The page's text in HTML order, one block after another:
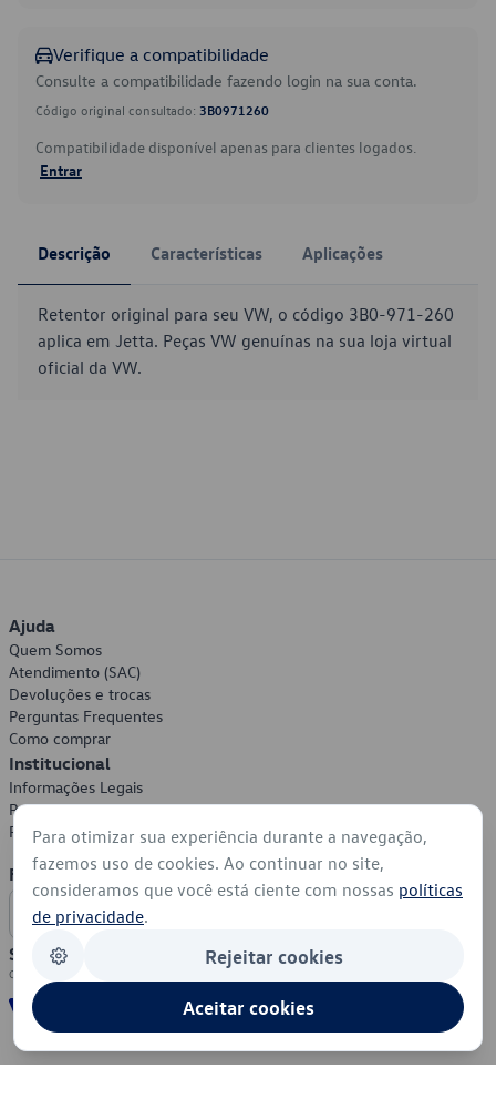
Verifique a compatibilidade
Consulte a compatibilidade fazendo login na sua conta.
Código original consultado: 3B0971260
Compatibilidade disponível apenas para clientes logados.
Entrar
Descrição Características Aplicações
Retentor original para seu VW, o código 3B0-971-260
aplica em Jetta. Peças VW genuínas na sua loja virtual
oficial da VW.
Ajuda
Quem Somos
Atendimento (SAC)
Devoluções e trocas
Perguntas Frequentes
Como comprar
Institucional
Informações Legais
Política de Privacidade
Política de Cookies
Formas de Pagamento
Segurança
Para otimizar sua experiência durante a navegação,
fazemos uso de cookies. Ao continuar no site,
consideramos que você está ciente com nossas políticas
de privacidade.
Rejeitar cookies
Aceitar cookies